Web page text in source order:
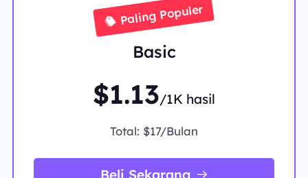
Paling Populer
Basic
$1.13/1K hasil
Total: $17/Bulan
Beli Sekarang